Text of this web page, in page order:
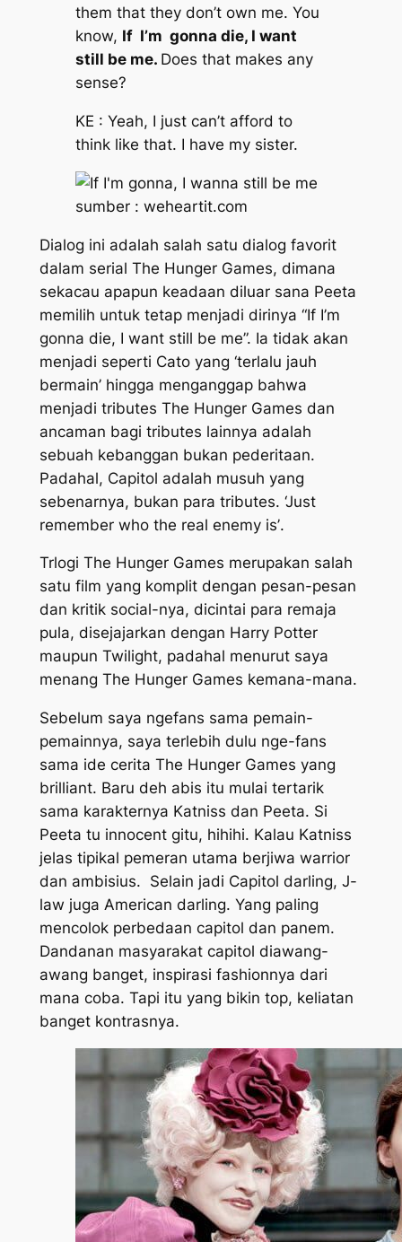
them that they don’t own me. You
know, If I’m gonna die, I want
still be me. Does that makes any
sense?
KE : Yeah, I just can’t afford to
think like that. I have my sister.
sumber : weheartit.com
Dialog ini adalah salah satu dialog favorit
dalam serial The Hunger Games, dimana
sekacau apapun keadaan diluar sana Peeta
memilih untuk tetap menjadi dirinya “If I’m
gonna die, I want still be me”. Ia tidak akan
menjadi seperti Cato yang ‘terlalu jauh
bermain’ hingga menganggap bahwa
menjadi tributes The Hunger Games dan
ancaman bagi tributes lainnya adalah
sebuah kebanggan bukan pederitaan.
Padahal, Capitol adalah musuh yang
sebenarnya, bukan para tributes. ‘Just
remember who the real enemy is’.
Trlogi The Hunger Games merupakan salah
satu film yang komplit dengan pesan-pesan
dan kritik social-nya, dicintai para remaja
pula, disejajarkan dengan Harry Potter
maupun Twilight, padahal menurut saya
menang The Hunger Games kemana-mana.
Sebelum saya ngefans sama pemain-
pemainnya, saya terlebih dulu nge-fans
sama ide cerita The Hunger Games yang
brilliant. Baru deh abis itu mulai tertarik
sama karakternya Katniss dan Peeta. Si
Peeta tu innocent gitu, hihihi. Kalau Katniss
jelas tipikal pemeran utama berjiwa warrior
dan ambisius. Selain jadi Capitol darling, J-
law juga American darling. Yang paling
mencolok perbedaan capitol dan panem.
Dandanan masyarakat capitol diawang-
awang banget, inspirasi fashionnya dari
mana coba. Tapi itu yang bikin top, keliatan
banget kontrasnya.